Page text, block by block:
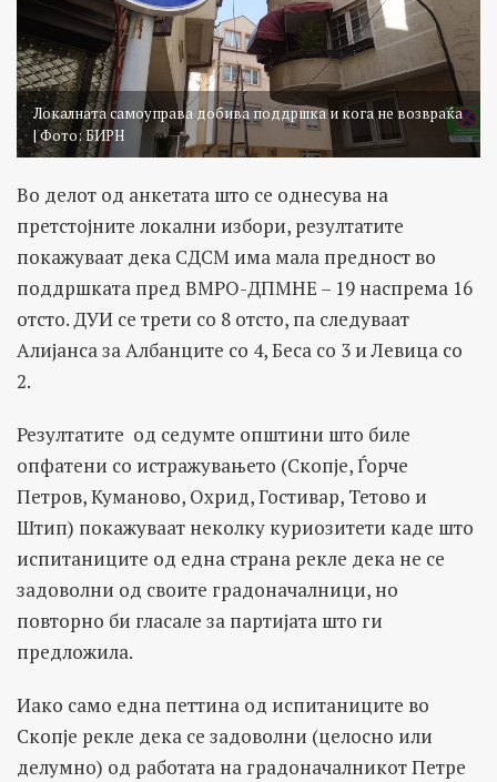
Локалната самоуправа добива поддршка и кога не возвраќа
| Фото: БИРН
Во делот од анкетата што се однесува на
претстојните локални избори, резултатите
покажуваат дека СДСМ има мала предност во
поддршката пред ВМРО-ДПМНЕ – 19 наспрема 16
отсто. ДУИ се трети со 8 отсто, па следуваат
Алијанса за Албанците со 4, Беса со 3 и Левица со
2.
Резултатите од седумте општини што биле
опфатени со истражувањето (Скопје, Ѓорче
Петров, Куманово, Охрид, Гостивар, Тетово и
Штип) покажуваат неколку куриозитети каде што
испитаниците од една страна рекле дека не се
задоволни од своите градоначалници, но
повторно би гласале за партијата што ги
предложила.
Иако само една петтина од испитаниците во
Скопје рекле дека се задоволни (целосно или
делумно) од работата на градоначалникот Петре